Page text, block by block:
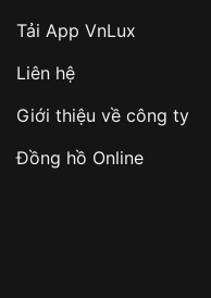
sản phẩm đặc
hàng
Số tiền còn lại
✔️ Đảm bảo xử
✔️ Hạn chế tình
Tải App VnLux
Liên hệ
Giới thiệu về công ty
Đồng hồ Online